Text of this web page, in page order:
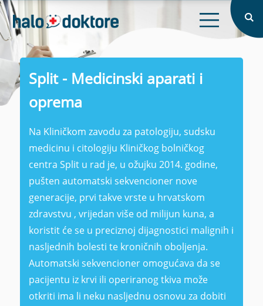
X
Prijavi se
Registriraj se
X
Prijavi se
Nemate račun? Registrirajte se
Split - Medicinski aparati i
oprema
Na Kliničkom zavodu za patologiju, sudsku
medicinu i citologiju Kliničkog bolničkog
centra Split u rad je, u ožujku 2014. godine,
pušten automatski sekvencioner nove
generacije, prvi takve vrste u hrvatskom
zdravstvu , vrijedan više od milijun kuna, a
koristit će se u preciznoj dijagnostici malignih i
nasljednih bolesti te kroničnih oboljenja.
Automatski sekvencioner omogućava da se
pacijentu iz krvi ili operiranog tkiva može
otkriti ima li neku nasljednu osnovu za dobiti